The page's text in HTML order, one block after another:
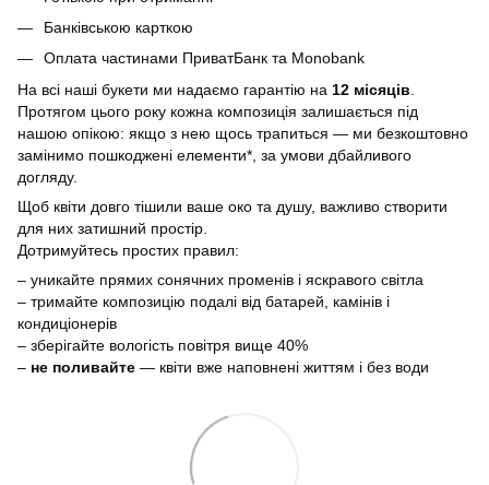
Банківською карткою
Оплата частинами ПриватБанк та Monobank
На всі наші букети ми надаємо гарантію на 12 місяців
Протягом цього року кожна композиція залишається під
нашою опікою: якщо з нею щось трапиться — ми безкоштовно
замінимо пошкоджені елементи*, за умови дбайливого
догляду.
Щоб квіти довго тішили ваше око та душу, важливо створити
для них затишний простір.
Дотримуйтесь простих правил:
– уникайте прямих сонячних променів і яскравого світла
– тримайте композицію подалі від батарей, камінів і
кондиціонерів
– зберігайте вологість повітря вище 40%
– не поливайте — квіти вже наповнені життям і без води